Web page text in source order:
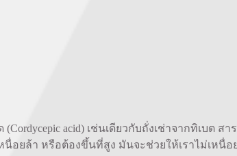
acid) เช่นเดียวกับถั่งเช่าจากทิเบต ส
นื่อยล้า หรือต้องขึ้นที่สูง มันจะช่วยให้เราไม่เหนื่อ